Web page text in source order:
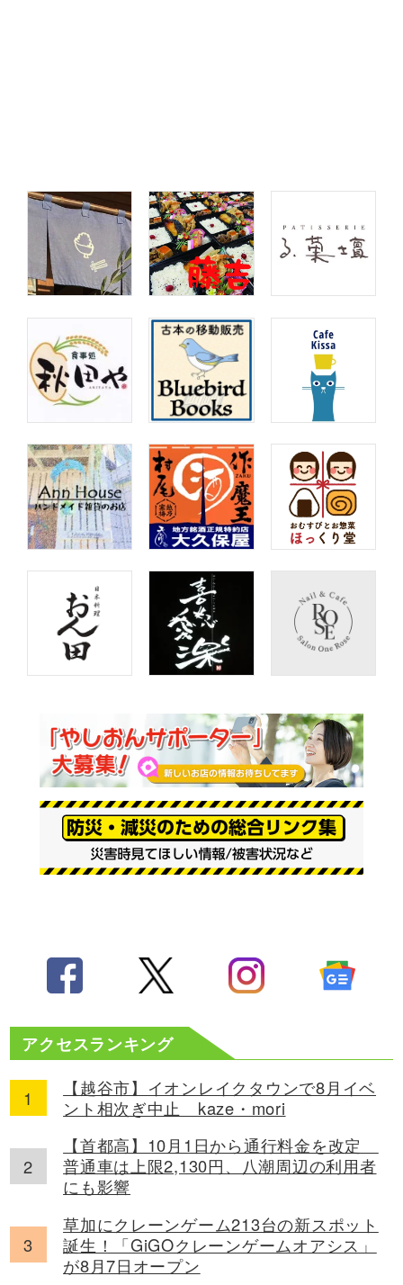
アクセスランキング
【越谷市】イオンレイクタウンで8月イベ
ント相次ぎ中止 kaze・mori
【首都高】10月1日から通行料金を改定
普通車は上限2,130円、八潮周辺の利用者
にも影響
草加にクレーンゲーム213台の新スポット
誕生！「GiGOクレーンゲームオアシス」
が8月7日オープン